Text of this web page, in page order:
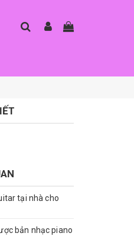
tại nhà cho
bản nhạc piano